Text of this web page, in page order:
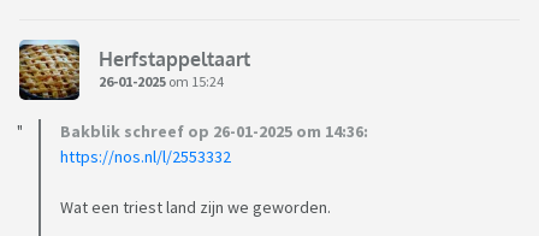
Herfstappeltaart
26-01-2025 om 15:24
Bakblik schreef op 26-01-2025 om 14:36:
https://nos.nl/l/2553332
Wat een triest land zijn we geworden.